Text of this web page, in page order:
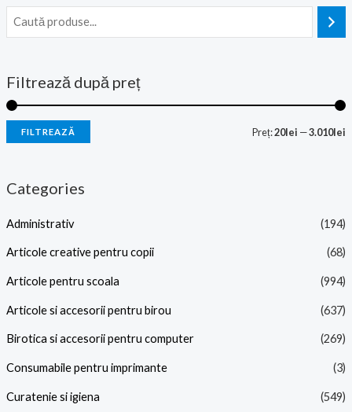
Filtrează după preț
FILTREAZĂ Preț:20lei —3.010lei
Categories
Administrativ (194)
Articole creative pentru copii (68)
Articole pentru scoala (994)
Articole si accesorii pentru birou (637)
Birotica si accesorii pentru computer (269)
Consumabile pentru imprimante (3)
Curatenie si igiena (549)